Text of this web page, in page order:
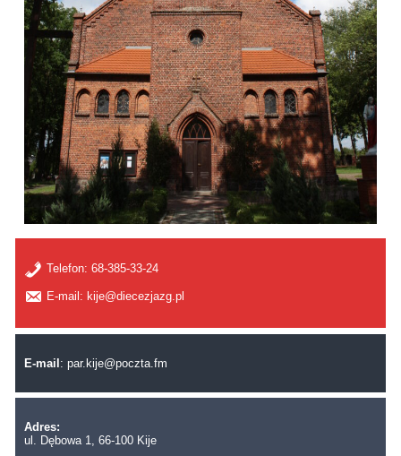
Telefon:68-385-33-24
E-mail: kije@diecezjazg.pl
E-mail :par.kije@poczta.fm
Adres:
ul. Dębowa 1, 66-100 Kije